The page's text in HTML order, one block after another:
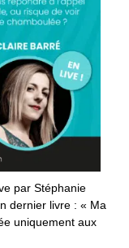
par Stéphanie
dernier livre : « Ma
uniquement aux